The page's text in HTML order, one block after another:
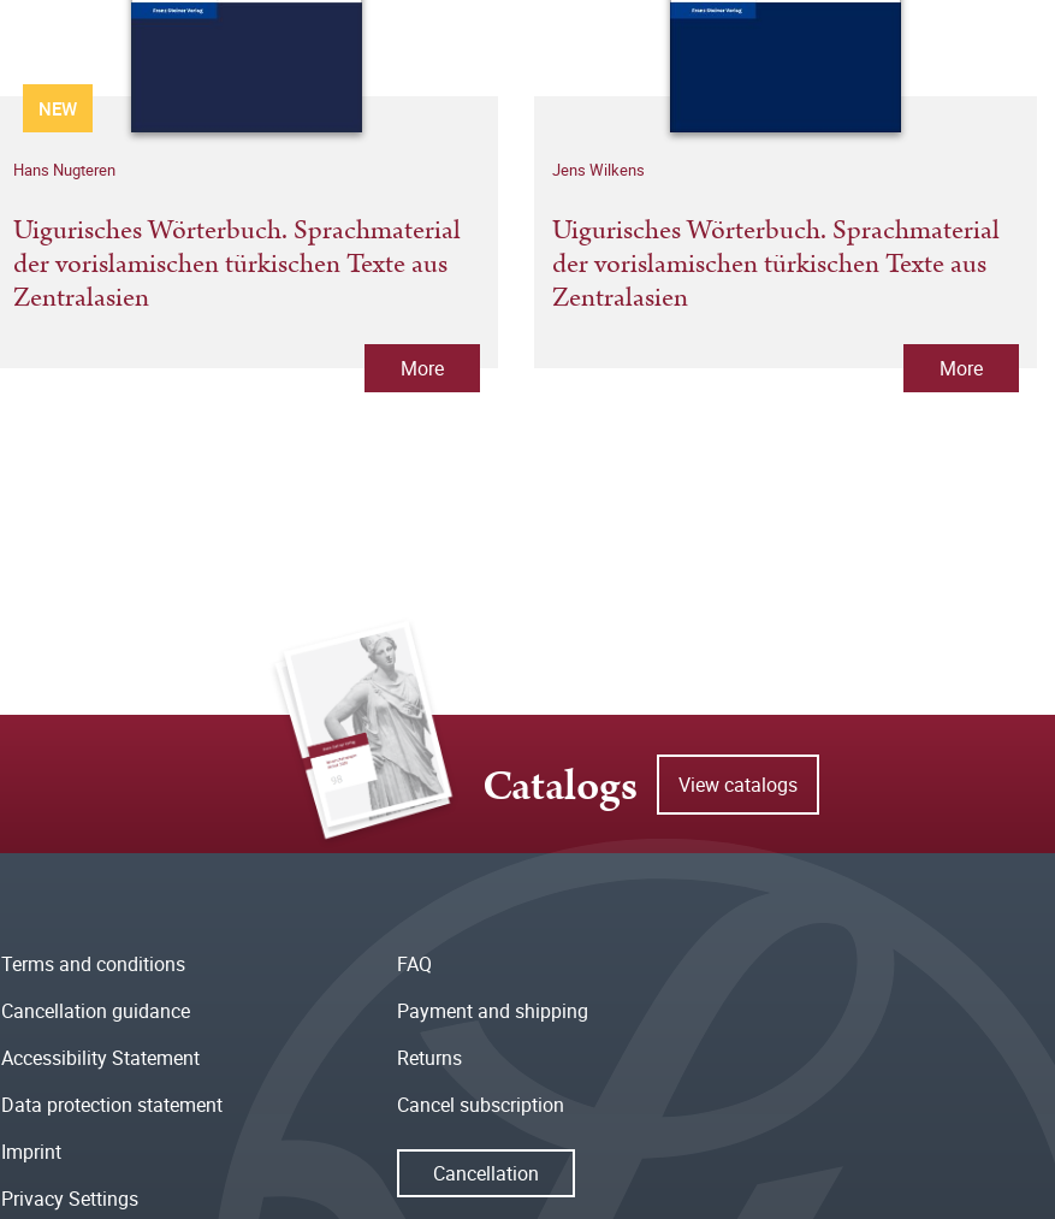
NEW
Hans Nugteren
Uigurisches Wörterbuch. Sprachmaterial
der vorislamischen türkischen Texte aus
Zentralasien
More
Jens Wilkens
Uigurisches Wörterbuch. Sprachmaterial
der vorislamischen türkischen Texte aus
Zentralasien
More
Catalogs View catalogs
Terms and conditions
Cancellation guidance
Accessibility Statement
Data protection statement
Imprint
Privacy Settings
FAQ
Payment and shipping
Returns
Cancel subscription
Cancellation